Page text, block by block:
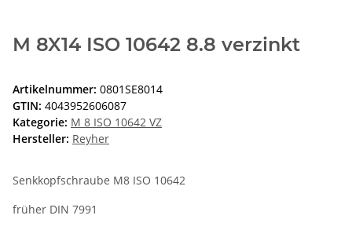
M 8X14 ISO 10642 8.8 verzinkt
Artikelnummer: 0801SE8014
GTIN: 4043952606087
Kategorie: M 8 ISO 10642 VZ
Hersteller: Reyher
Senkkopfschraube M8 ISO 10642
früher DIN 7991